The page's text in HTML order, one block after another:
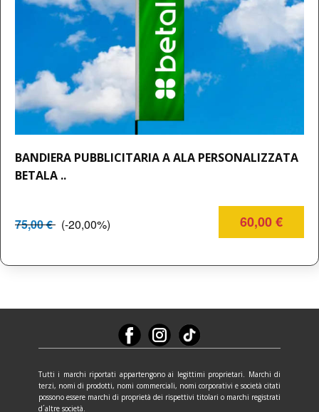
BANDIERA PUBBLICITARIA A ALA PERSONALIZZATA
BETALA ..
75,00 € (-20,00%) 60,00 €
Tutti i marchi riportati appartengono ai legittimi proprietari. Marchi di
terzi, nomi di prodotti, nomi commerciali, nomi corporativi e società citati
possono essere marchi di proprietà dei rispettivi titolari o marchi registrati
d´altre società.